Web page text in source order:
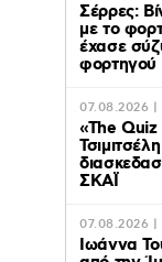
Σέρρες:
με το
έχασε
φορτηγού
07.08.2026 |
«The Quiz
ΣΚΑΪ
07.08.2026 |
Ιωάννα